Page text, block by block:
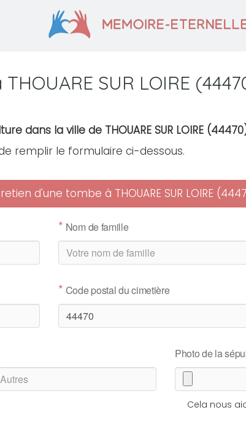
SUR LOIRE
dans la ville de THOUARE SUR LOIRE
remplir le formulaire ci-dessous.
d'une tombe à THOUARE SUR LOIRE
* Nom de famille
* Code postal du cimetière
Photo de la
Cela nous